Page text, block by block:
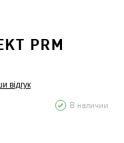
PRM
відгук
В наличии